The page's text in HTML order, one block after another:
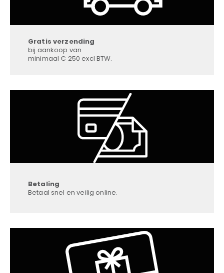
Gratis verzending
bij aankoop van
minimaal € 250 excl BTW.
Betaling
Betaal snel en veilig online.